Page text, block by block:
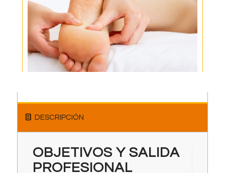
DESCRIPCIÓN
OBJETIVOS Y SALIDA
PROFESIONAL